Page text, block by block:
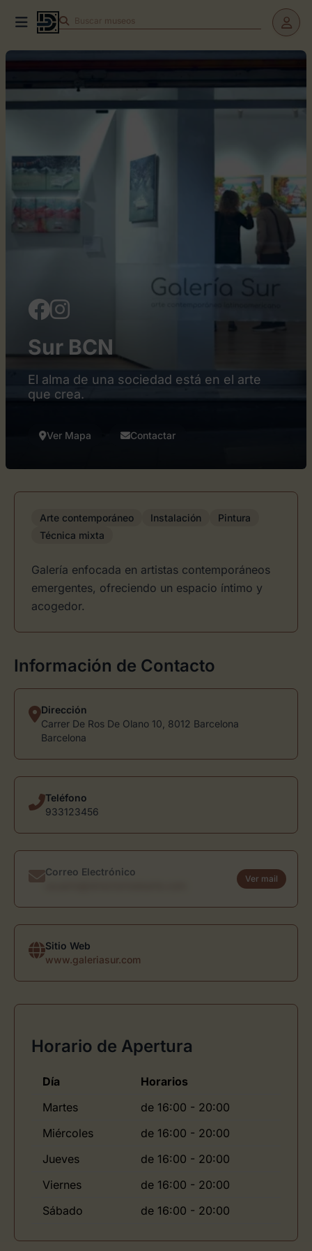
Buscar museos
Sur BCN
El alma de una sociedad está en el arte
que crea.
Ver Mapa Contactar
Arte contemporáneo Instalación
Pintura
Técnica mixta
Galería enfocada en artistas contemporáneos
emergentes, ofreciendo un espacio íntimo y
acogedor.
Información de Contacto
Dirección
Carrer De Ros De Olano 10, 8012 Barcelona
Barcelona
Teléfono
933123456
Correo Electrónico
Ver mail
Sitio Web
www.galeriasur.com
Horario de Apertura
Día
Horarios
Martes
de 16:00 - 20:00
Miércoles
de 16:00 - 20:00
Jueves
de 16:00 - 20:00
Viernes
de 16:00 - 20:00
Sábado
de 16:00 - 20:00